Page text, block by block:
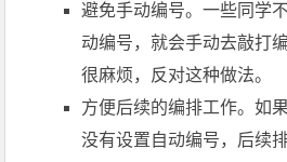
避免手动编号。一些同学
动编号，就会手动去敲打
很麻烦，反对这种做法。
方便后续的编排工作。如
没有设置自动编号，后续